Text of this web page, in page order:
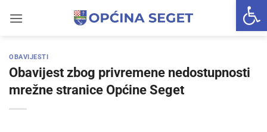
OBAVIJESTI
Obavijest zbog privremene nedostupnosti
mrežne stranice Općine Seget